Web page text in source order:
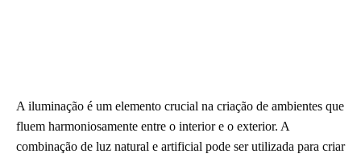
A iluminação é um elemento crucial na criação de ambientes que
fluem harmoniosamente entre o interior e o exterior. A
combinação de luz natural e artificial pode ser utilizada para criar